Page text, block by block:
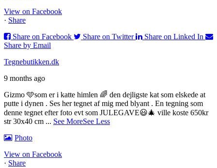
View on Facebook
· Share
Share on Facebook
Share on Twitter
Share on Linked In
Share by Email
Tegnebutikken.dk
9 months ago
Gizmo 🩵som er i katte himlen 🌈 den dejligste kat som elskede at
putte i dynen . Ses her tegnet af mig med blyant . En tegning som
denne tegnet efter foto evt som JULEGAVE😃🎄 ville koste 650kr
str 30x40 cm ... See MoreSee Less
Photo
View on Facebook
· Share